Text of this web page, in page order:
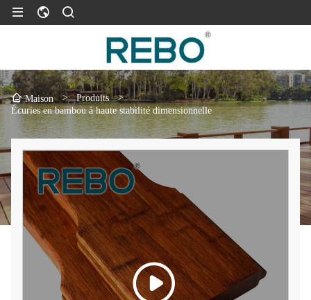
Maison > Produits
>
Écuries en bambou à haute stabilité dimensionnelle